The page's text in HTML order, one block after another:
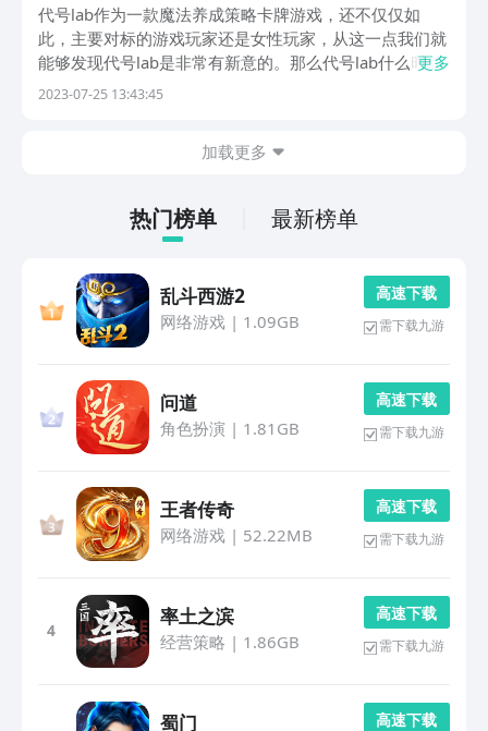
代号lab作为一款魔法养成策略卡牌游戏，还不仅仅如
此，主要对标的游戏玩家还是女性玩家，从这一点我们就
能够发现代号lab是非常有新意的。那么代号lab什么时候
上线问题让很多玩家感到疑惑，毕竟游戏目前还处于预约
更多
2023-07-25 13:43:45
加载更多
热门榜单 最新榜单
乱斗西游2
网络游戏| 1.09GB
高 速 下 载
需下载九游
问道
角色扮演 | 1.81GB
高 速 下 载
需下载九游
王者传奇
网络游戏| 52.22MB
高 速 下 载
需下载九游
4
率土之滨
经营策略 | 1.86GB
高 速 下 载
需下载九游
蜀门 高 速 下 载